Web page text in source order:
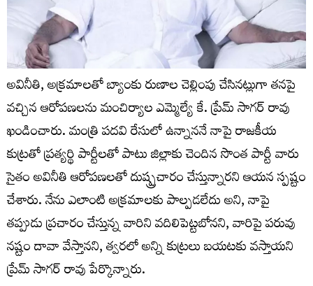
అవినీతి, అక్రమాలతో బ్యాంకు రుణాల చెల్లింపు చేసినట్లుగా తనపై
వచ్చిన ఆరోపణలను మంచిర్యాల ఎమ్మెల్యే కే. ప్రేమ్ సాగర్ రావు
ఖండించారు. మంత్రి పదవి రేసులో ఉన్నాననే నాపై రాజకీయ
కుట్రతో ప్రత్యర్థి పార్టీలతో పాటు జిల్లాకు చెందిన సొంత పార్టీ వారు
సైతం అవినీతి ఆరోపణలతో దుష్ప్రచారం చేస్తున్నారని ఆయన స్పష్టం
చేశారు. నేను ఎలాంటి అక్రమాలకు పాల్పడలేదు అని, నాపై
తప్పుడు ప్రచారం చేస్తున్న వారిని వదిలిపెట్టబోనని, వారిపై పరువు
నష్టం దావా వేస్తానని, త్వరలో అన్ని కుట్రలు బయటకు వస్తాయని
ప్రేమ్ సాగర్ రావు పేర్కొన్నారు.